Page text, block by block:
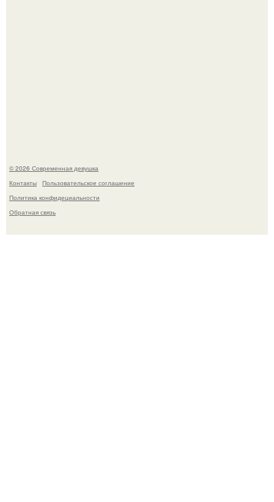
© 2026 Современная девушка
Контакты
Пользовательское соглашение
Политика конфидециальности
Обратная связь